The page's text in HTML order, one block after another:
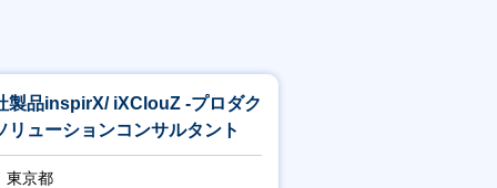
製品inspirX/ iXClouZ -プロダク
リューションコンサルタント
東京都